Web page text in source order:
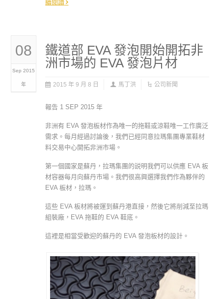
續閱讀
08
Sep 2015
年
鐵道部 EVA 發泡開始開拓非
洲市場的 EVA 發泡片材
2015 年 9 月 8 日 馬丁洪 公司新聞
報告 1 SEP 2015 年
非洲有 EVA 發泡板材作為唯一的拖鞋或涼鞋唯一工作廣泛
需求。每月經過討論後，我們已經同意拉瑪集團專業鞋材
料交易中心開拓非洲市場。
第一個國家是蘇丹，拉瑪集團的説明我們可以供應 EVA 板
材容器每月向蘇丹市場。我們很高興選擇我們作為夥伴的
EVA 板材，拉瑪。
這些 EVA 板材將被運到蘇丹港直接，然後它將削減至拉瑪
組裝廠，EVA 拖鞋的 EVA 鞋底。
這裡是相當受歡迎的蘇丹的 EVA 發泡板材的設計。